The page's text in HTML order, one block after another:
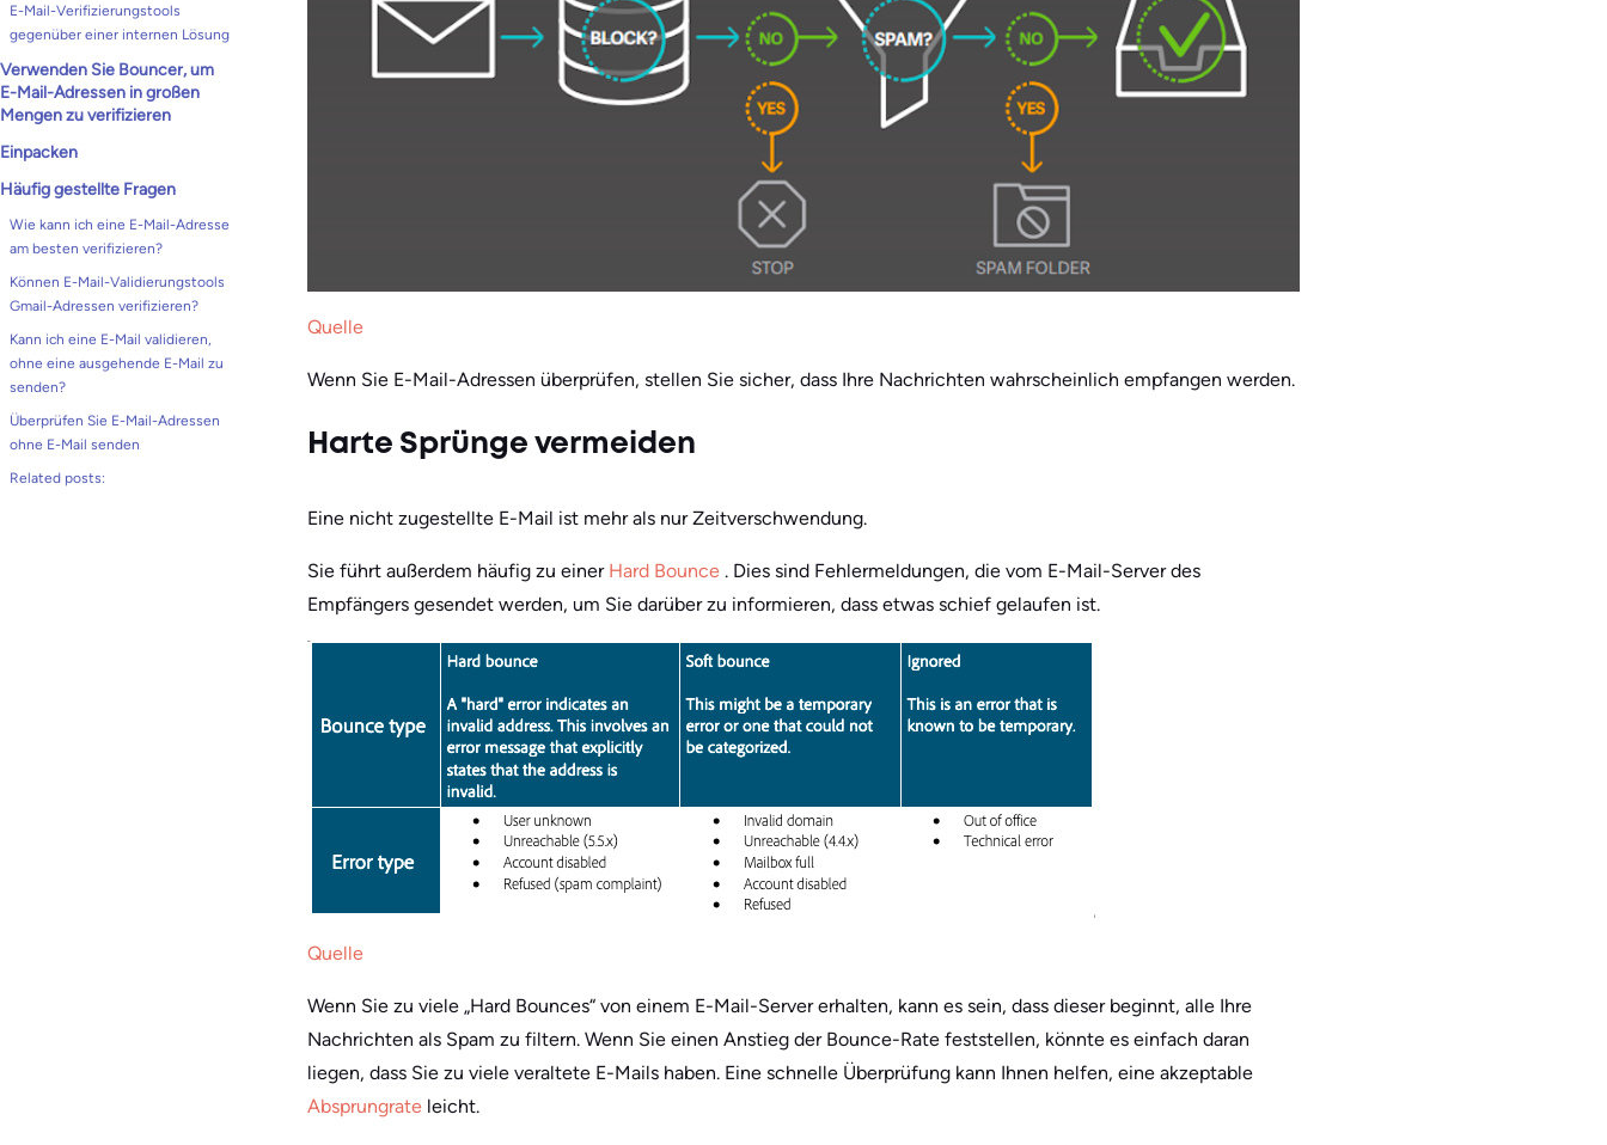
E-Mail-Verifizierungstools
gegenüber einer internen Lösung
Verwenden Sie Bouncer, um
E-Mail-Adressen in großen
Mengen zu verifizieren
Einpacken
Häufig gestellte Fragen
Wie kann ich eine E-Mail-Adresse
am besten verifizieren?
Können E-Mail-Validierungstools
Gmail-Adressen verifizieren?
Kann ich eine E-Mail validieren,
ohne eine ausgehende E-Mail zu
senden?
Überprüfen Sie E-Mail-Adressen
ohne E-Mail senden
Related posts:
Quelle
Wenn Sie E-Mail-Adressen überprüfen, stellen Sie sicher, dass Ihre Nachrichten wahrscheinlich empfangen werden.
Harte Sprünge vermeiden
Eine nicht zugestellte E-Mail ist mehr als nur Zeitverschwendung.
Sie führt außerdem häufig zu einer Hard Bounce . Dies sind Fehlermeldungen, die vom E-Mail-Server des
Empfängers gesendet werden, um Sie darüber zu informieren, dass etwas schief gelaufen ist.
Quelle
Wenn Sie zu viele „Hard Bounces“ von einem E-Mail-Server erhalten, kann es sein, dass dieser beginnt, alle Ihre
Nachrichten als Spam zu filtern. Wenn Sie einen Anstieg der Bounce-Rate feststellen, könnte es einfach daran
liegen, dass Sie zu viele veraltete E-Mails haben. Eine schnelle Überprüfung kann Ihnen helfen, eine akzeptable
Absprungrate leicht.